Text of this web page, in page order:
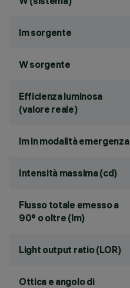
lm sorgente
W sorgente
Efficienza luminosa
(valore reale)
lm in modalità emergenza
Intensità massima (cd)
Flusso totale emesso a
90° o oltre (lm)
Light output ratio (LOR)
Ottica e angolo di